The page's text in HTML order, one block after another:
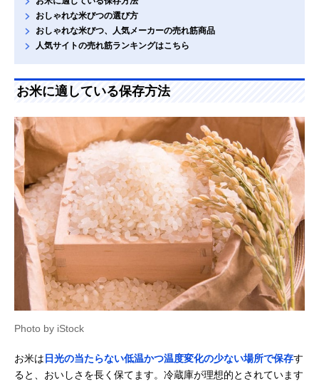
おしゃれな米びつの選び方
おしゃれな米びつ、人気メーカーの売れ筋商品
人気サイトの売れ筋ランキングはこちら
お米に適している保存方法
Photo by iStock
お米は 日光の当たらない低温かつ温度変化の少ない場所で保存す
ると、おいしさを長く保てます。冷蔵庫が理想的とされています